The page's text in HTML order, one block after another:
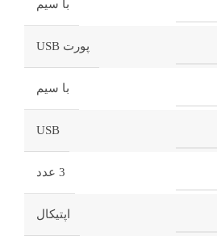
با سیم
پورت USB
با سیم
USB
3 عدد
اپتیکال